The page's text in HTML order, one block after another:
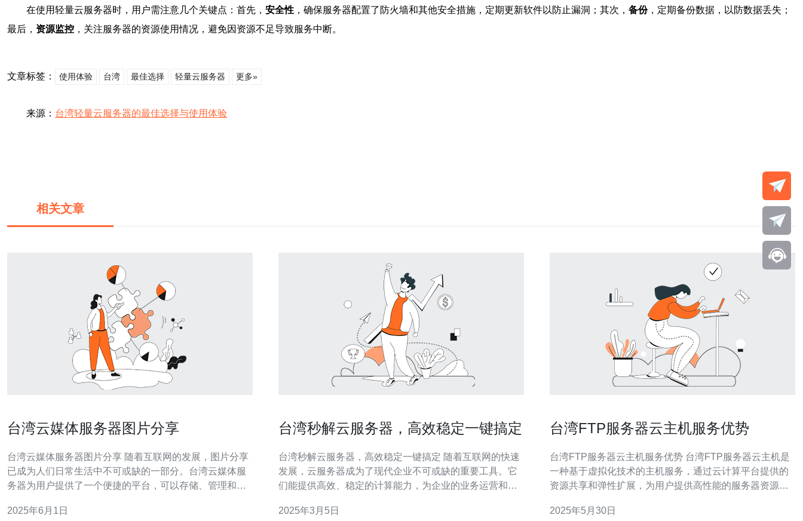
在使用轻量云服务器时，用户需注意几个关键点：首先， 安全性 ，确保服务器配置了防火墙和其他安全措施，定期更新软件以防止漏洞；其次， 备份，定期备份数据，以防数据丢失；
最后， 资源监控 ，关注服务器的资源使用情况，避免因资源不足导致服务中断。
文章标签： 使用体验 台湾 最佳选择 轻量云服务器 更多»
来源： 台湾轻量云服务器的最佳选择与使用体验
相关文章
台湾云媒体服务器图片分享
台湾云媒体服务器图片分享 随着互联网的发展，图片分享
已成为人们日常生活中不可或缺的一部分。台湾云媒体服
务器为用户提供了一个便捷的平台，可以存储、管理和分
分享生活中的点点滴滴。 台湾云媒体服务器拥有丰富的功
2025年6月1日
台湾秒解云服务器，高效稳定一键搞定
台湾秒解云服务器，高效稳定一键搞定 随着互联网的快速
发展，云服务器成为了现代企业不可或缺的重要工具。它
们能提供高效、稳定的计算能力，为企业的业务运营和数
服务器并不容易，特别是对于台湾地区的用户来说。 在台
2025年3月5日
台湾FTP服务器云主机服务优势
台湾FTP服务器云主机服务优势 台湾FTP服务器云主机是
一种基于虚拟化技术的主机服务，通过云计算平台提供的
资源共享和弹性扩展，为用户提供高性能的服务器资源。
冗余，保障数据安全。并且提供24小时不间断监控和技术
2025年5月30日